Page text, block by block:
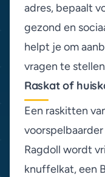
adres, bepaalt
gezond en
helpt je om
vragen te
Raskat of
Een raskitten
Ragdoll wordt
knuffelkat, een